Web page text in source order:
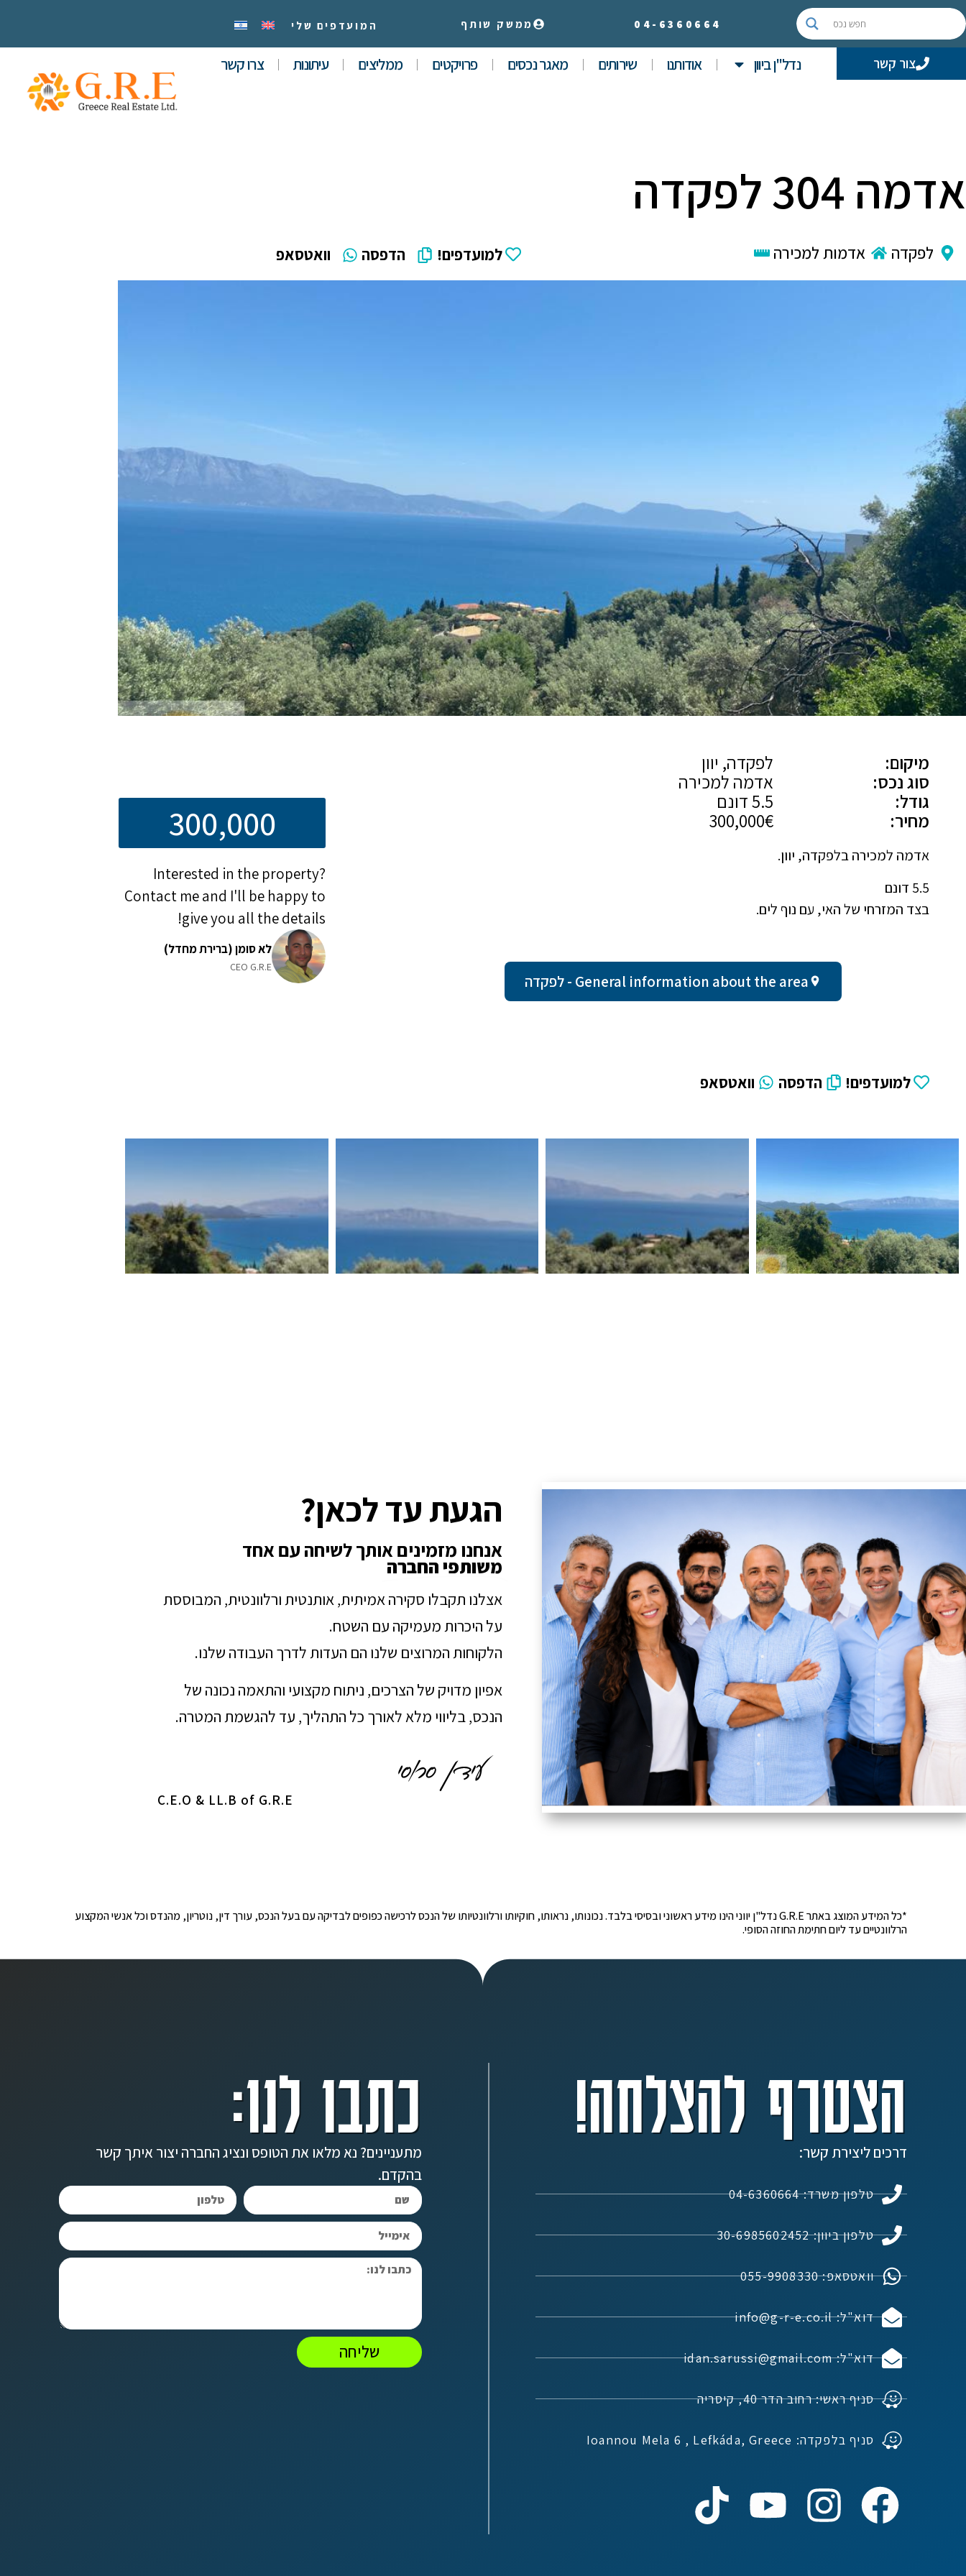
04- 6360664 ממשק שותף המועדפים שלי
צור קשר נדל"ן ביוון אודותנו שירותים מאגר נכסים פרויקטים ממליצים עיתונות צרו קשר
אדמה 304 לפקדה
לפקדה אדמות למכירה למועדפים! הדפסה וואטסאפ
מיקום:
לפקדה, יוון
סוג נכס:
אדמה למכירה
גודל:
מחיר:
300,000€
אדמה למכירה בלפקדה, יוון.
5.5 דונם
בצד המזרחי של האי, עם נוף לים.
General information about the area - לפקדה
למועדפים! הדפסה וואטסאפ
300,000
Interested in the property?
Contact me and I'll be happy to
give you all the details!
לא סומן (ברירת מחדל)
CEO G.R.E
הגעת עד לכאן?
אנחנו מזמינים אותך לשיחה עם אחד
משותפי החברה
אצלנו תקבלו סקירה אמיתית, אותנטית ורלוונטית, המבוססת
על היכרות מעמיקה עם השטח.
הלקוחות המרוצים שלנו הם העדות לדרך העבודה שלנו.
אפיון מדויק של הצרכים, ניתוח מקצועי והתאמה נכונה של
הנכס, בליווי מלא לאורך כל התהליך, עד להגשמת המטרה.
C.E.O & LL.B of G.R.E
*כל המידע המוצג באתר G.R.E נדל"ן יווני הינו מידע ראשוני ובסיסי בלבד. נכונותו, נראותו, חוקיותו ורלוונטיותו של הנכס לרכישה כפופים לבדיקה עם בעל הנכס, עורך דין, נוטריון, מהנדס וכל אנשי המקצוע
הרלוונטיים עד ליום חתימת החוזה הסופי.
הצטרף להצלחה!
דרכים ליצירת קשר:
טלפון משרד: 04-6360664
טלפון ביוון: 30-6985602452
וואטסאפ: 055-9908330
דוא"ל: info@g-r-e.co.il
דוא"ל: idan.sarussi@gmail.com
סניף ראשי: רחוב הדר 40, קיסריה
סניף בלפקדה: Ioannou Mela 6 , Lefkáda, Greece
כתבו לנו:
מתעניינים? נא מלאו את הטופס ונציג החברה יצור איתך קשר
בהקדם.
שליחה